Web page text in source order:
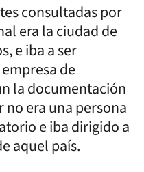
consultadas por
era la ciudad de
e iba a ser
de
la documentación
era una persona
e iba dirigido a
aquel país.